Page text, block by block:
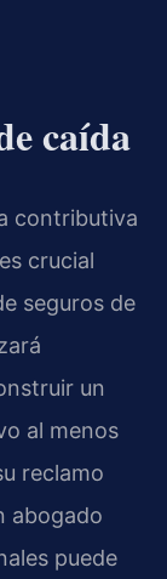
caída
contributiva
crucial
seguros de
un
al menos
reclamo
abogado
puede